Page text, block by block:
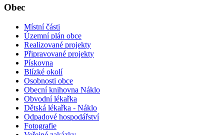
Obec
Místní části
Územní plán obce
Realizované projekty
Připravované projekty
Pískovna
Blízké okolí
Osobnosti obce
Obecní knihovna Náklo
Obvodní lékařka
Dětská lékařka - Náklo
Odpadové hospodářství
Fotografie